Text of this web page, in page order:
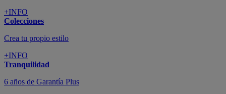
+INFO
Colecciones
Crea tu propio estilo
+INFO
Tranquilidad
6 años de Garantía Plus